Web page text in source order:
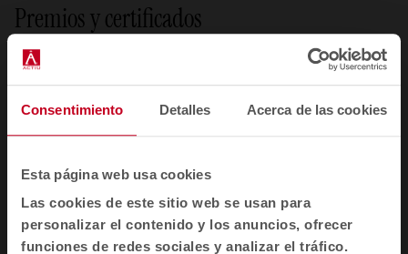
Consentimiento Detalles Acerca de las cookies
Esta página web usa cookies
Las cookies de este sitio web se usan para
personalizar el contenido y los anuncios, ofrecer
funciones de redes sociales y analizar el tráfico.
Premios y certificados
El programa de mesas Arkietk
de Actiu fue galardonado con el
Premio de Bronce IIDEX/NeoCon 2011 , uno de los
reconocimientos más importantes en la industria del diseño de
interiores en Canadá. Este premio destaca la innovación,